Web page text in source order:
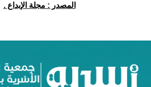
المصدر : مجلة الإبداع .